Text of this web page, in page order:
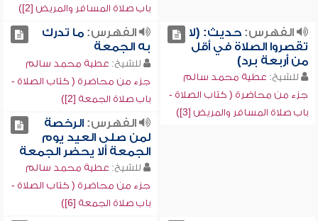
باب صلاة المسافر والمريض [2])
الفهرس:حديث: (لا
تقصروا الصلاة في أقل
من أربعة برد)
للشيخ: عطية محمد سالم
جزء من محاضرة ( كتاب الصلاة -
باب صلاة المسافر والمريض [3])
الفهرس:ما تدرك
به الجمعة
للشيخ: عطية محمد سالم
جزء من محاضرة ( كتاب الصلاة -
باب صلاة الجمعة [2])
الفهرس:الرخصة
لمن صلى العيد يوم
الجمعة ألا يحضر الجمعة
للشيخ: عطية محمد سالم
جزء من محاضرة ( كتاب الصلاة -
باب صلاة الجمعة [6])